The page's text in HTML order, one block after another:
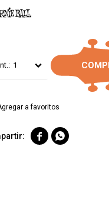
1
 